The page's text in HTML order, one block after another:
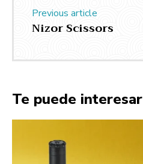
Previous article
Nizor Scissors
Te puede interesar